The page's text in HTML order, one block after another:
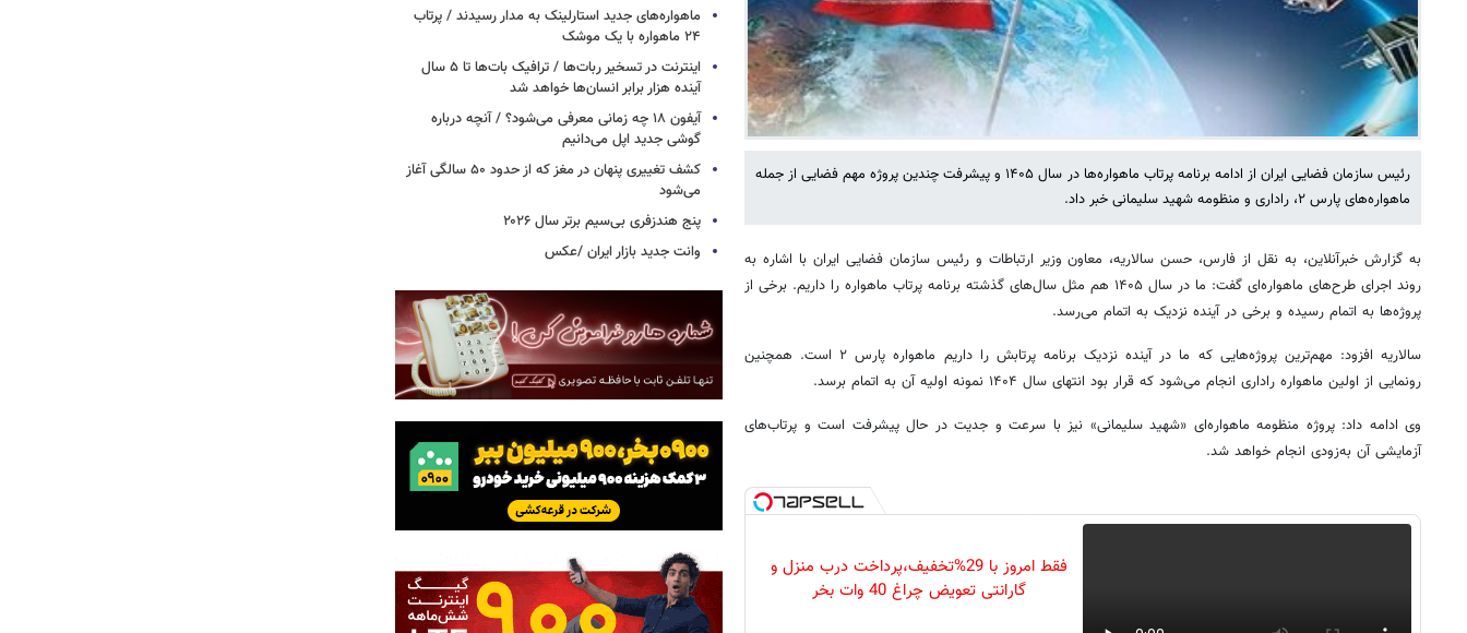
رئیس سازمان فضایی ایران از ادامه برنامه پرتاب ماهواره‌ها در سال ۱۴۰۵ و پیشرفت چندین پروژه مهم فضایی از جمله
ماهواره‌های پارس ۲، راداری و منظومه شهید سلیمانی خبر داد.
به گزارش خبرآنلاین، به نقل از فارس، حسن سالاریه، معاون وزیر ارتباطات و رئیس سازمان فضایی ایران با اشاره به
روند اجرای طرح‌های ماهواره‌ای گفت: ما در سال ۱۴۰۵ هم مثل سال‌های گذشته برنامه پرتاب ماهواره را داریم. برخی از
پروژه‌ها به اتمام رسیده و برخی در آینده نزدیک به اتمام می‌رسد.
سالاریه افزود: مهم‌ترین پروژه‌هایی که ما در آینده نزدیک برنامه پرتابش را داریم ماهواره پارس ۲ است. همچنین
رونمایی از اولین ماهواره راداری انجام می‌شود که قرار بود انتهای سال ۱۴۰۴ نمونه اولیه آن به اتمام برسد.
وی ادامه داد: پروژه منظومه ماهواره‌ای «شهید سلیمانی» نیز با سرعت و جدیت در حال پیشرفت است و پرتاب‌های
آزمایشی آن به‌زودی انجام خواهد شد.
فقط امروز با 29%تخفیف،پرداخت درب منزل و
گارانتی تعویض چراغ 40 وات بخر
ماهواره‌های جدید استارلینک به مدار رسیدند / پرتاب
۲۴ ماهواره با یک موشک
اینترنت در تسخیر ربات‌ها / ترافیک بات‌ها تا ۵ سال
آینده هزار برابر انسان‌ها خواهد شد
آیفون ۱۸ چه زمانی معرفی می‌شود؟ / آنچه درباره
گوشی جدید اپل می‌دانیم
کشف تغییری پنهان در مغز که از حدود ۵۰ سالگی آغاز
می‌شود
پنج هندزفری بی‌سیم برتر سال ۲۰۲۶
وانت جدید بازار ایران /عکس